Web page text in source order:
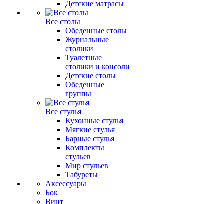
Детские матрасы
Все столы
Обеденные столы
Журнальные
столики
Туалетные
столики и консоли
Детские столы
Обеденные
группы
Все стулья
Кухонные стулья
Мягкие стулья
Барные стулья
Комплекты
стульев
Мир стульев
Табуреты
Аксессуары
Бок
Винт